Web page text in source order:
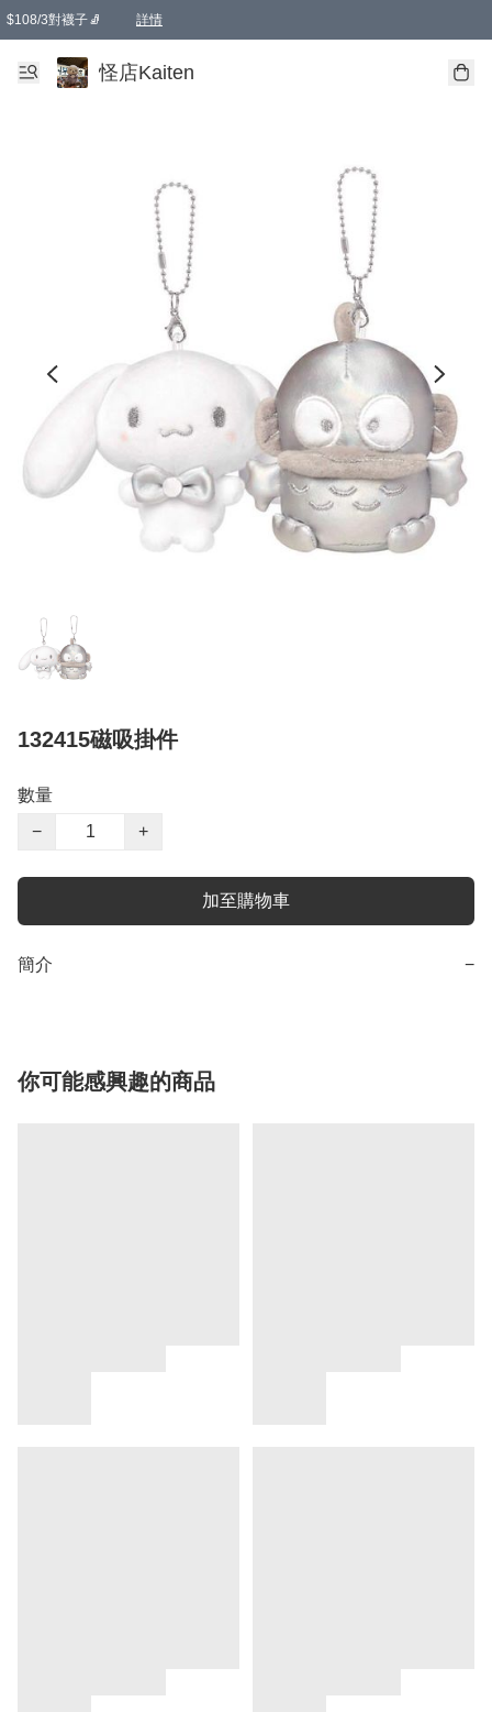
$108/3對襪子🧦 詳情
卡通傘☂️2把8折
購物滿 HKD 650.00即享免運費優惠！（適用於 本地送貨、本地取貨 )
怪店Kaiten
132415磁吸掛件
數量
−
+
加至購物車
簡介 −
你可能感興趣的商品